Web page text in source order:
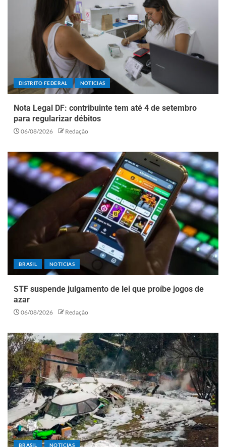
DISTRITO FEDERAL NOTÍCIAS
Nota Legal DF: contribuinte tem até 4 de setembro
para regularizar débitos
06/08/2026 Redação
BRASIL NOTÍCIAS
STF suspende julgamento de lei que proíbe jogos de
azar
06/08/2026 Redação
BRASIL NOTÍCIAS